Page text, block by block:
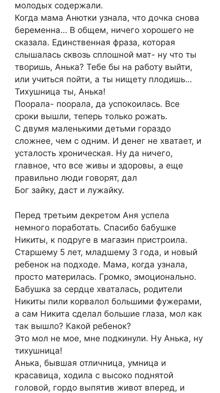
молодых содержали.
Когда мама Анютки узнала, что дочка снова
беременна… В общем, ничего хорошего не
сказала. Единственная фраза, которая
слышалась сквозь сплошной мат- ну что ты
творишь, Анька? Тебе бы на работу выйти,
или учиться пойти, а ты нищету плодишь…
Тихушница ты, Анька!
Поорала- поорала, да успокоилась. Все
сроки вышли, теперь только рожать.
С двумя маленькими детьми гораздо
сложнее, чем с одним. И денег не хватает, и
усталость хроническая. Ну да ничего,
главное, что все живы и здоровы, а еще
правильно люди говорят, дал
Бог зайку, даст и лужайку.
Перед третьим декретом Аня успела
немного поработать. Спасибо бабушке
Никиты, к подруге в магазин пристроила.
Старшему 5 лет, младшему 3 года, и новый
ребенок на подходе. Мама, когда узнала,
просто материлась. Громко, эмоционально.
Бабушка за сердце хваталась, родители
Никиты пили корвалол большими фужерами,
а сам Никита сделал большие глаза, мол как
так вышло? Какой ребенок?
Это мол не мое, мне подкинули. Ну Анька, ну
тихушница!
Анька, бывшая отличница, умница и
красавица, ходила с высоко поднятой
головой, гордо выпятив живот вперед, и